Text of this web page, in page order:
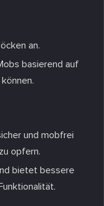
an.
basierend auf
und mobfrei
opfern.
bietet bessere